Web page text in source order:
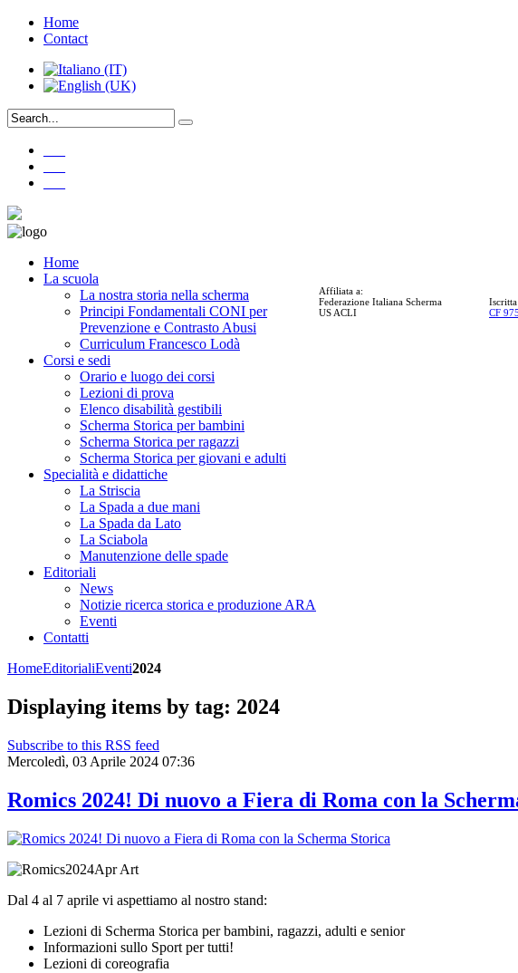
Home
Contact
Affiliata a:
Federazione Italiana Scherma
US ACLI
CF
Home
La scuola
La nostra storia nella scherma
Principi Fondamentali CONI per
Prevenzione e Contrasto Abusi
Curriculum Francesco Lodà
Corsi e sedi
Orario e luogo dei corsi
Lezioni di prova
Elenco disabilità gestibili
Scherma Storica per bambini
Scherma Storica per ragazzi
Scherma Storica per giovani e adulti
Specialità e didattiche
La Striscia
La Spada a due mani
La Spada da Lato
La Sciabola
Manutenzione delle spade
Editoriali
News
Notizie ricerca storica e produzione ARA
Eventi
Contatti
HomeEditorialiEventi2024
Displaying items by tag: 2024
Subscribe to this RSS feed
Mercoledì, 03 Aprile 2024 07:36
Romics 2024! Di nuovo a Fiera di Roma con la
Dal 4 al 7 aprile vi aspettiamo al nostro stand:
Lezioni di Scherma Storica per bambini, ragazzi, adulti e senior
Informazioni sullo Sport per tutti!
Lezioni di coreografia